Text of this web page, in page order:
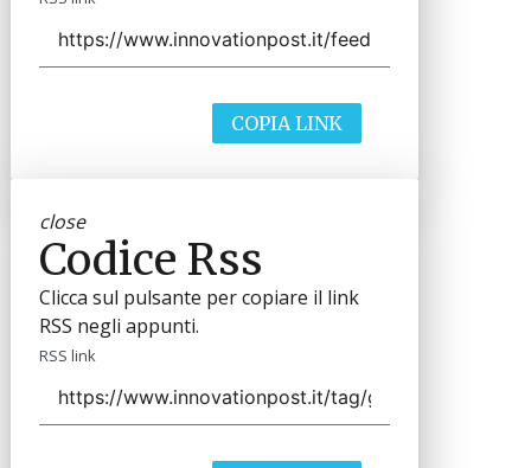
COPIA LINK
close
Codice Rss
Clicca sul pulsante per copiare il link
RSS negli appunti.
RSS link